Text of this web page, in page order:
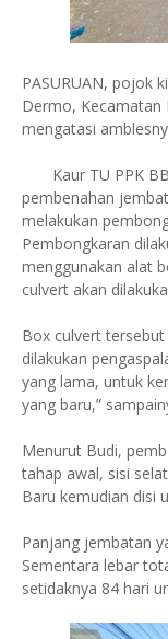
PASURUAN, pojok
Dermo, Kecamatan
mengatasi
Kaur TU PPK
pembenahan
melakukan
Pembongkaran
menggunakan alat
culvert akan
Box culvert
dilakukan
yang lama, untuk
yang baru,”
Menurut Budi,
tahap awal, sisi
Baru kemudian disi
Panjang jembatan
Sementara lebar
setidaknya 84 hari